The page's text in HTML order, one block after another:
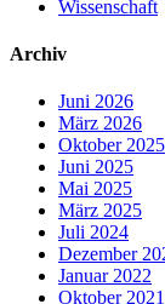
Wissenschaft
Archiv
Juni 2026
März 2026
Oktober 2025
Juni 2025
Mai 2025
März 2025
Juli 2024
Dezember
Januar 2022
Oktober 2021